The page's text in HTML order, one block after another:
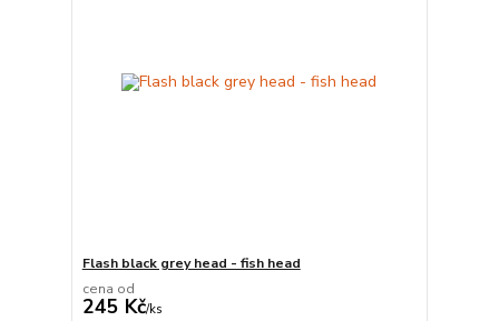
Flash black grey head - fish head
cena od
245 Kč/ks